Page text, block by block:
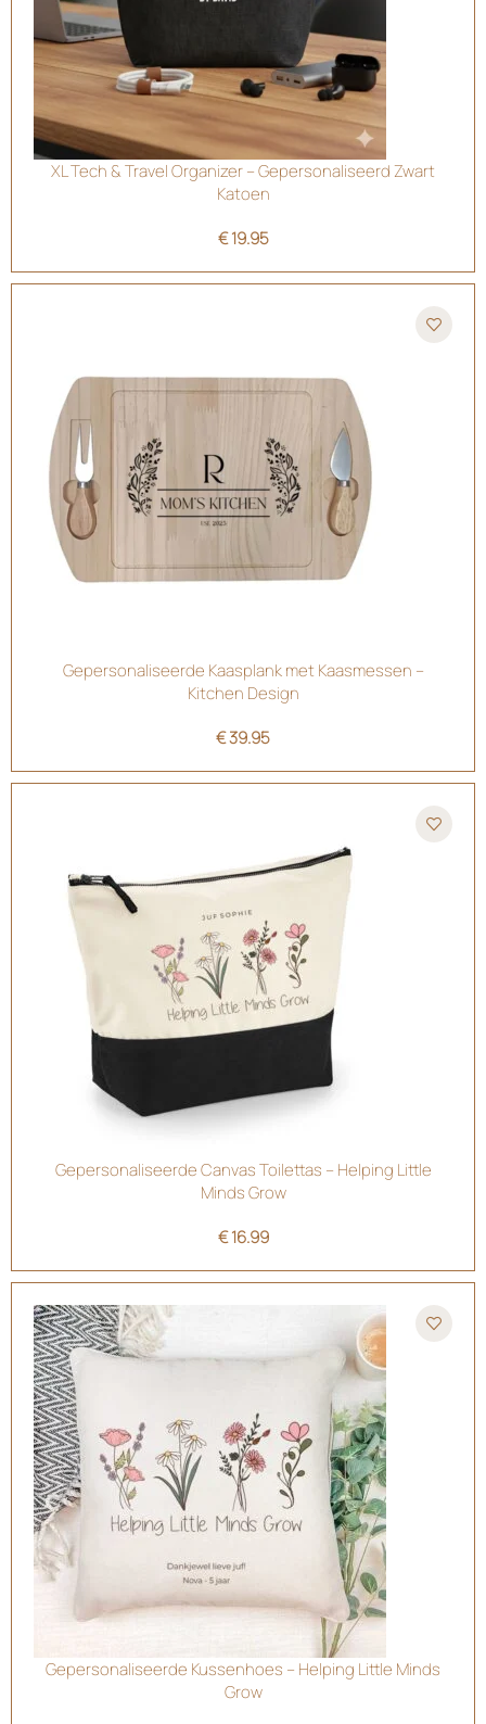
XL Tech & Travel Organizer – Gepersonaliseerd Zwart
Katoen
€19.95
Gepersonaliseerde Kaasplank met Kaasmessen –
Kitchen Design
€39.95
Gepersonaliseerde Canvas Toilettas – Helping Little
Minds Grow
€16.99
Gepersonaliseerde Kussenhoes – Helping Little Minds
Grow